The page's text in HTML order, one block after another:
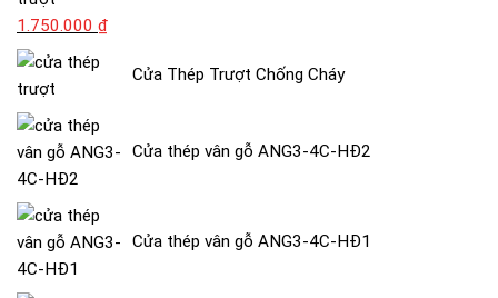
Giá
gốc
1.750.000 ₫Giá
Cửa Thép Trượt Chống Cháy
Cửa thép vân gỗ ANG3-4C-HĐ2
Cửa thép vân gỗ ANG3-4C-HĐ1